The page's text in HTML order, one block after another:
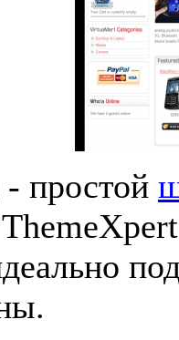
- простой